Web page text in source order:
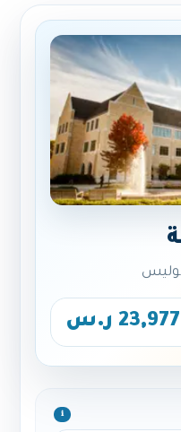
23,977 ر.س
ℹ️